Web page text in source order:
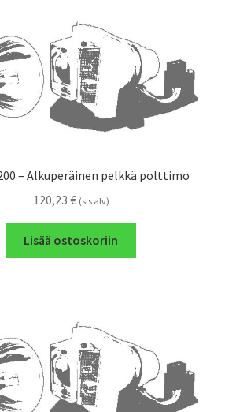
– Alkuperäinen pelkkä polttimo
120,23 € (sis alv)
Lisää ostoskoriin